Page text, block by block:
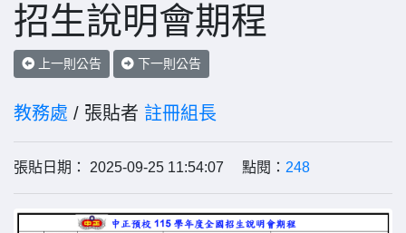
招生說明會期程
上一則公告 下一則公告
教務處 / 張貼者 註冊組長
張貼日期： 2025-09-25 11:54:07 點閱： 248